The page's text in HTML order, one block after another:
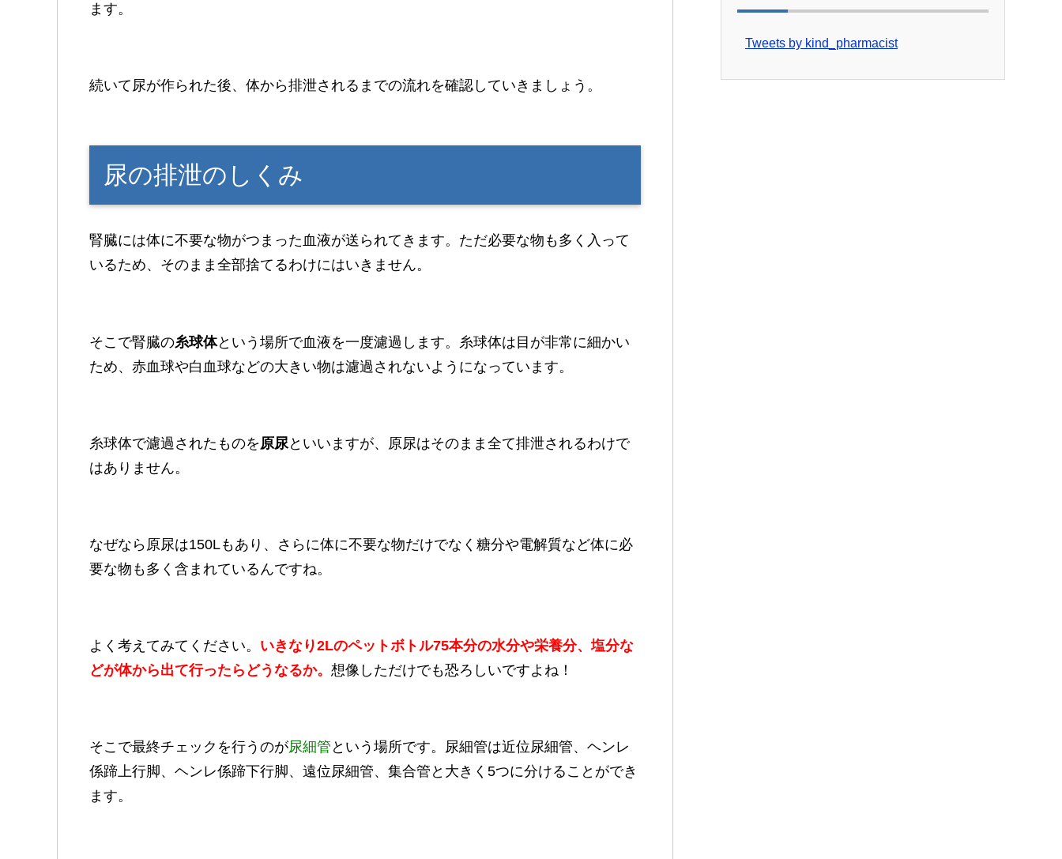
ます。
続いて尿が作られた後、体から排泄されるまでの流れを確認していきましょう。
尿の排泄のしくみ
腎臓には体に不要な物がつまった血液が送られてきます。ただ必要な物も多く入って
いるため、そのまま全部捨てるわけにはいきません。
そこで腎臓の糸球体という場所で血液を一度濾過します。糸球体は目が非常に細かい
ため、赤血球や白血球などの大きい物は濾過されないようになっています。
糸球体で濾過されたものを 原尿といいますが、原尿はそのまま全て排泄されるわけで
はありません。
なぜなら原尿は150Lもあり、さらに体に不要な物だけでなく糖分や電解質など体に必
要な物も多く含まれているんですね。
よく考えてみてください。 いきなり2Lのペットボトル75本分の水分や栄養分、塩分な
どが体から出て行ったらどうなるか。 想像しただけでも恐ろしいですよね！
そこで最終チェックを行うのが尿細管 という場所です。尿細管は近位尿細管、ヘンレ
係蹄上行脚、ヘンレ係蹄下行脚、遠位尿細管、集合管と大きく5つに分けることができ
ます。
Tweets by kind_pharmacist